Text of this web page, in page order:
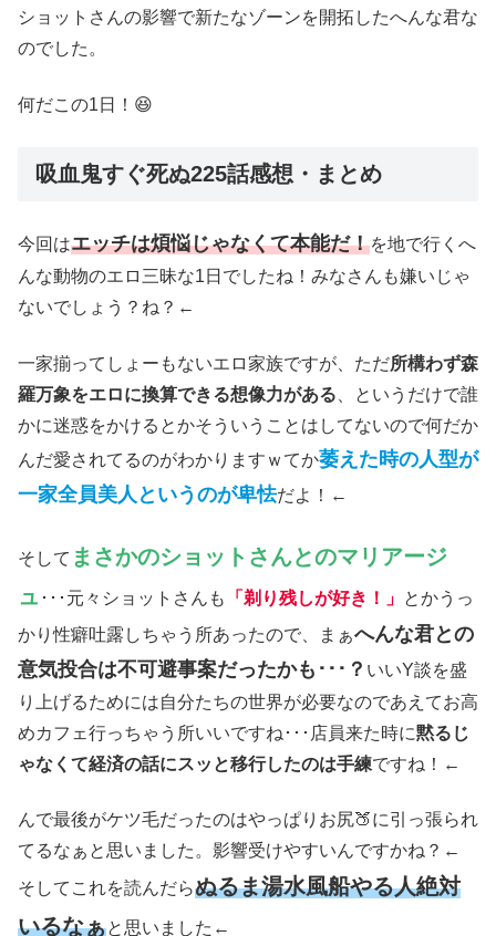
ショットさんの影響で新たなゾーンを開拓したへんな君な
のでした。
何だこの1日！😆
吸血鬼すぐ死ぬ225話感想・まとめ
今回はエッチは煩悩じゃなくて本能だ！を地で行くへ
んな動物のエロ三昧な1日でしたね！みなさんも嫌いじゃ
ないでしょう？ね？←
一家揃ってしょーもないエロ家族ですが、ただ所構わず森
羅万象をエロに換算できる想像力がある 、というだけで誰
かに迷惑をかけるとかそういうことはしてないので何だか
んだ愛されてるのがわかりますｗてか萎えた時の人型が
一家全員美人というのが卑怯だよ！←
そして まさかのショットさんとのマリアージ
ュ ･･･元々ショットさんも 「剃り残しが好き！」 とかうっ
かり性癖吐露しちゃう所あったので、まぁへんな君との
意気投合は不可避事案だったかも･･･？ いいY談を盛
り上げるためには自分たちの世界が必要なのであえてお高
めカフェ行っちゃう所いいですね･･･店員来た時に黙るじ
ゃなくて経済の話にスッと移行したのは手練ですね！←
んで最後がケツ毛だったのはやっぱりお尻🍑に引っ張られ
てるなぁと思いました。影響受けやすいんですかね？←
そしてこれを読んだらぬるま湯水風船やる人絶対
いるなぁと思いました←